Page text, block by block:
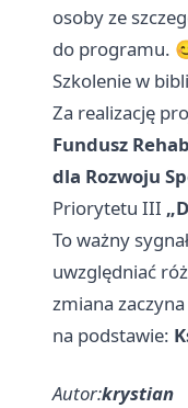
osoby ze
do programu.
Szkolenie w
Za realizację
Fundusz
dla Rozwoju
Priorytetu III
To ważny
uwzględniać
zmiana
na podstawie:
Autor:krystian